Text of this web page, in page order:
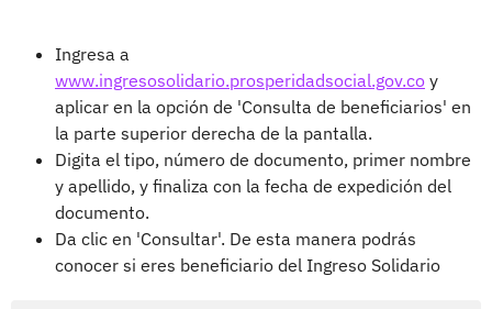
Ingresa a
www.ingresosolidario.prosperidadsocial.gov.co y
aplicar en la opción de 'Consulta de beneficiarios' en
la parte superior derecha de la pantalla.
Digita el tipo, número de documento, primer nombre
y apellido, y finaliza con la fecha de expedición del
documento.
Da clic en 'Consultar'. De esta manera podrás
conocer si eres beneficiario del Ingreso Solidario